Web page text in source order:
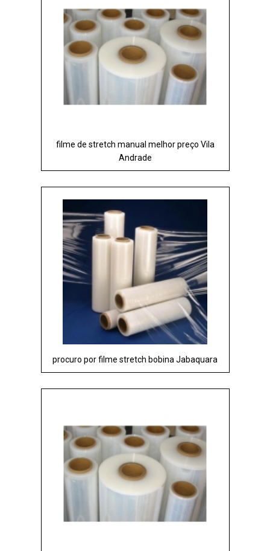
filme de stretch manual melhor preço Vila
Andrade
procuro por filme stretch bobina Jabaquara